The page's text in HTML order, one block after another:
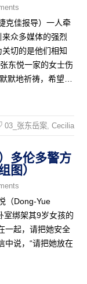
克佳报导）一人牵
众多媒体的强烈
切的是他们相知
东悦一家的女士伤
默地祈祷，希望…
03_张东岳案, Cecilia
多伦多警方
图）
（Dong-Yue
室绑架其9岁女孩的
一起，请把她安全
中说，“请把她放在